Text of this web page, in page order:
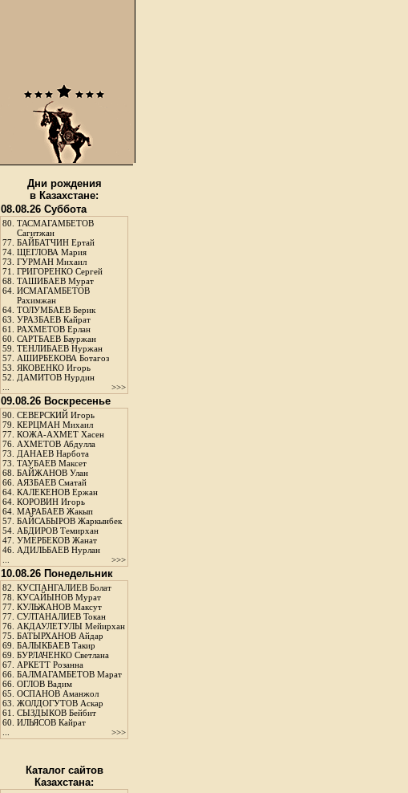
Дни рождения
в Казахстане:
08.08.26 Суббота
80. ТАСМАГАМБЕТОВ
Сагитжан
77. БАЙБАТЧИН Ертай
74. ЩЕГЛОВА Мария
73. ГУРМАН Михаил
71. ГРИГОРЕНКО Сергей
68. ТАШИБАЕВ Мурат
64. ИСМАГАМБЕТОВ
Рахимжан
64. ТОЛУМБАЕВ Берик
63. УРАЗБАЕВ Кайрат
61. РАХМЕТОВ Ерлан
60. САРТБАЕВ Бауржан
59. ТЕНЛИБАЕВ Нуржан
57. АШИРБЕКОВА Ботагоз
53. ЯКОВЕНКО Игорь
52. ДАМИТОВ Нурдин
>>>
09.08.26 Воскресенье
90. СЕВЕРСКИЙ Игорь
79. КЕРЦМАН Михаил
77. КОЖА-АХМЕТ Хасен
76. АХМЕТОВ Абдулла
73. ДАНАЕВ Нарбота
73. ТАУБАЕВ Максет
68. БАЙЖАНОВ Улан
66. АЯЗБАЕВ Сматай
64. КАЛЕКЕНОВ Ержан
64. КОРОВИН Игорь
64. МАРАБАЕВ Жакып
57. БАЙСАБЫРОВ Жаркынбек
54. АБДИРОВ Темирхан
47. УМЕРБЕКОВ Жанат
46. АДИЛЬБАЕВ Нурлан
>>>
10.08.26 Понедельник
82. КУСПАНГАЛИЕВ Болат
78. КУСАЙЫНОВ Мурат
77. КУЛЬЖАНОВ Максут
77. СУЛТАНАЛИЕВ Токан
76. АКДАУЛЕТУЛЫ Мейирхан
75. БАТЫРХАНОВ Айдар
69. БАЛЫКБАЕВ Такир
69. БУРЛАЧЕНКО Светлана
67. АРКЕТТ Розанна
66. БАЛМАГАМБЕТОВ Марат
66. ОГЛОВ Вадим
65. ОСПАНОВ Аманжол
63. ЖОЛДОГУТОВ Аскар
61. СЫЗДЫКОВ Бейбит
60. ИЛЬЯСОВ Кайрат
>>>
Каталог сайтов
Казахстана: